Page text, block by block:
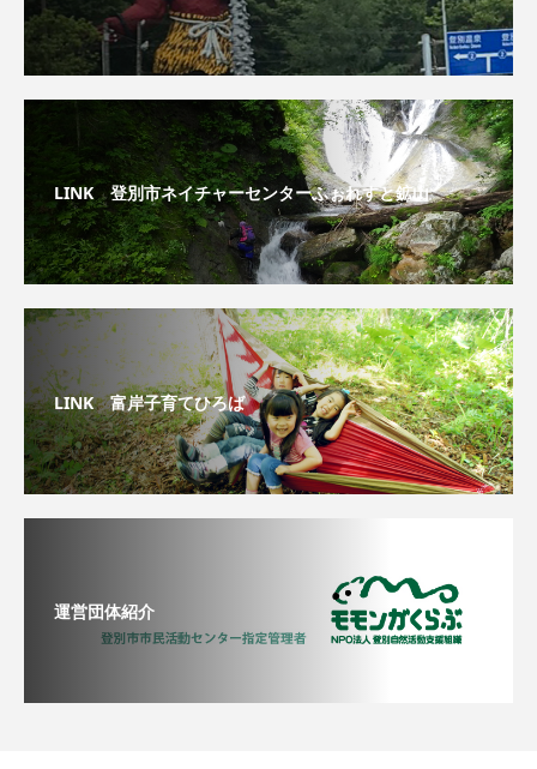
LINK 登別市ネイチャーセンターふぉれすと鉱山
LINK 富岸子育てひろば
運営団体紹介